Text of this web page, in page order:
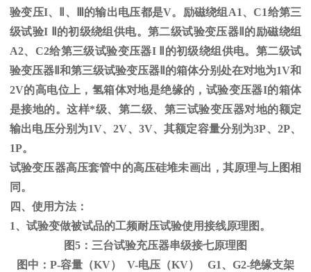
验变压I、 、 的输出电压都是V。励磁绕组 A1、C1给第三
级试验I
Ⅱ的初级绕组供电。第二级试验变压器Ⅱ的励磁绕组
A2、C2给第三级试验变压器I Ⅱ的初级绕组供电。第二级试
验变压器Ⅱ和第三级试验变压器Ⅱ的箱体分别处在对地为1V和
2V的高电位上，氢箱体对地是绝缘的，试验变压器I的箱体
是接地的。这样*级、第二级、第三试验变压器对地的额定
输出电压分别为1V、2V、3V、其额定容量分别为3P、2P、
1P。
试验变压器高压套管中的高压硅堆未画出，其原理与上图相
同。
四、使用方法：
1、试验变做被试品的工频耐压试验使用接线原理图。
图5：三台试验充压器串级接七原理图
图中：P-容量（KV） V-电压（KV） G1、G2-绝缘支架